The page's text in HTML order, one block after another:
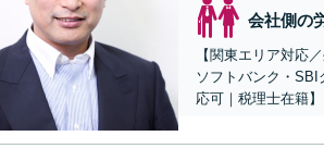
会社側の
【関東エリア対応
ソフトバンク・
応可｜税理士在籍】